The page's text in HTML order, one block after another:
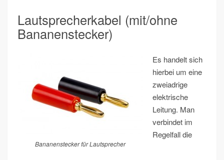
Lautsprecherkabel (mit/ohne
Bananenstecker)
Bananenstecker für Lautsprecher
Es handelt sich
hierbei um eine
zweiadrige
elektrische
Leitung. Man
verbindet im
Regelfall die